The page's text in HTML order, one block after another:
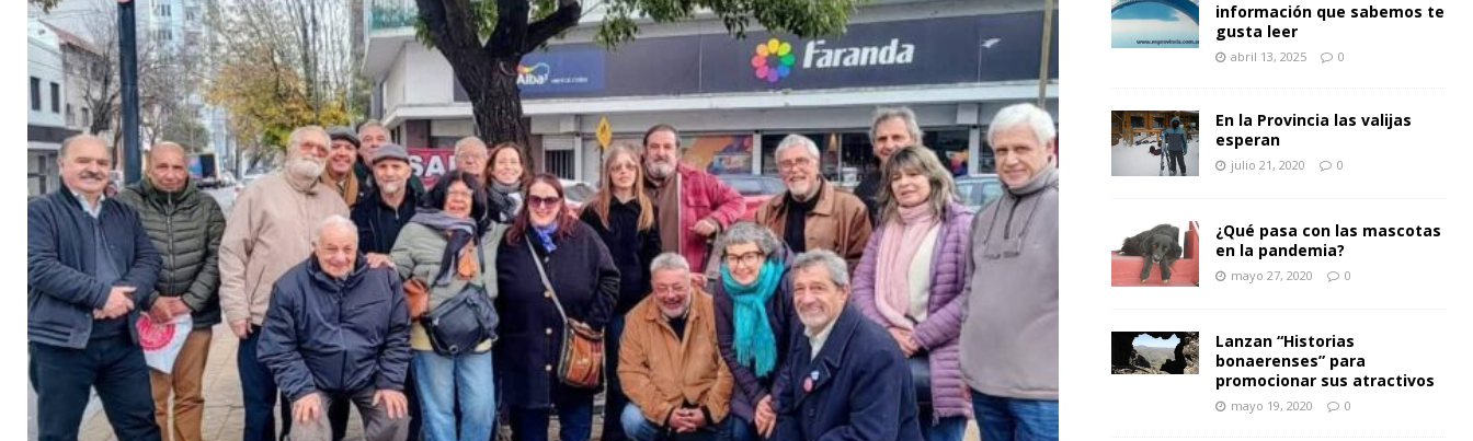
información que sabemos te
gusta leer
abril 13, 2025 0
En la Provincia las valijas
esperan
julio 21, 2020 0
¿Qué pasa con las mascotas
en la pandemia?
mayo 27, 2020 0
Lanzan “Historias
bonaerenses” para
promocionar sus atractivos
mayo 19, 2020 0